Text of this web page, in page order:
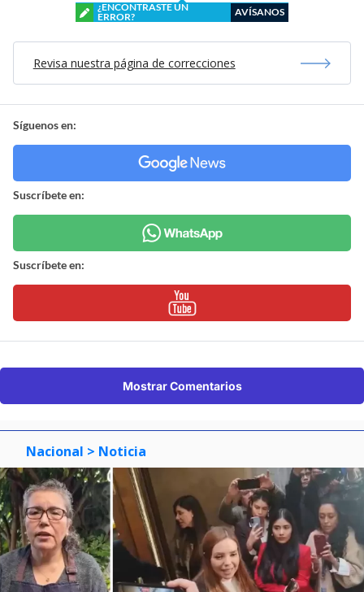
¿ENCONTRASTE UN
ERROR?
AVÍSANOS
Revisa nuestra página de correcciones
Síguenos en:
Suscríbete en:
Suscríbete en:
Mostrar Comentarios
Nacional > Noticia